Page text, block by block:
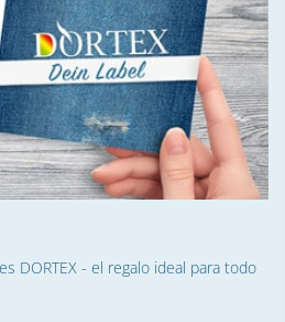
DORTEX - el regalo ideal para todo